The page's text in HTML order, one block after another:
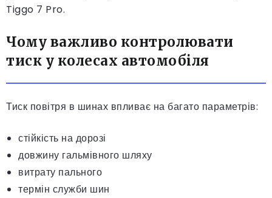
Tiggo 7 Pro.
Чому важливо контролювати
тиск у колесах автомобіля
Тиск повітря в шинах впливає на багато параметрів:
стійкість на дорозі
довжину гальмівного шляху
витрату пального
термін служби шин